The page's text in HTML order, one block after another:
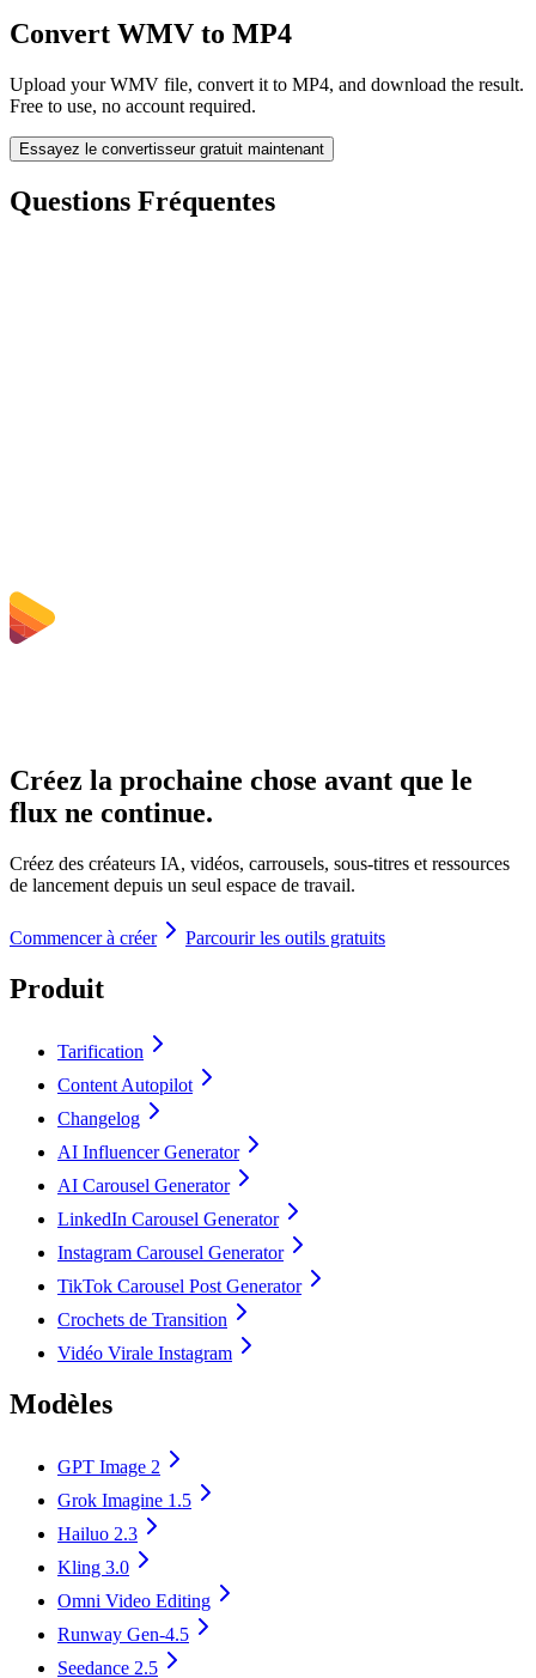
Convert WMV to MP4
Upload your WMV file, convert it to MP4, and download the result.
Free to use, no account required.
Essayez le convertisseur gratuit maintenant
Questions Fréquentes
Créez la prochaine chose avant que le
flux ne continue.
Créez des créateurs IA, vidéos, carrousels, sous-titres et ressources
de lancement depuis un seul espace de travail.
Commencer à créer Parcourir les outils gratuits
Produit
Tarification
Content Autopilot
Changelog
AI Influencer Generator
AI Carousel Generator
LinkedIn Carousel Generator
Instagram Carousel Generator
TikTok Carousel Post Generator
Crochets de Transition
Vidéo Virale Instagram
Modèles
GPT Image 2
Grok Imagine 1.5
Hailuo 2.3
Kling 3.0
Omni Video Editing
Runway Gen-4.5
Seedance 2.5